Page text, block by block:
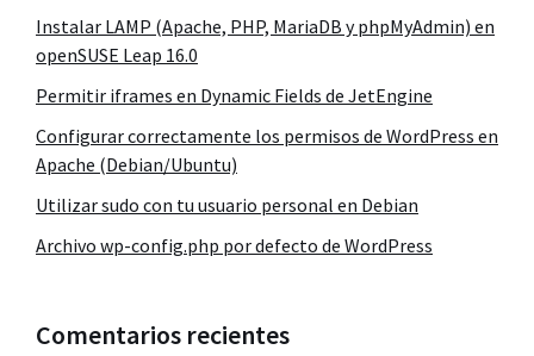
Instalar LAMP (Apache, PHP, MariaDB y phpMyAdmin) en
openSUSE Leap 16.0
Permitir iframes en Dynamic Fields de JetEngine
Configurar correctamente los permisos de WordPress en
Apache (Debian/Ubuntu)
Utilizar sudo con tu usuario personal en Debian
Archivo wp-config.php por defecto de WordPress
Comentarios recientes